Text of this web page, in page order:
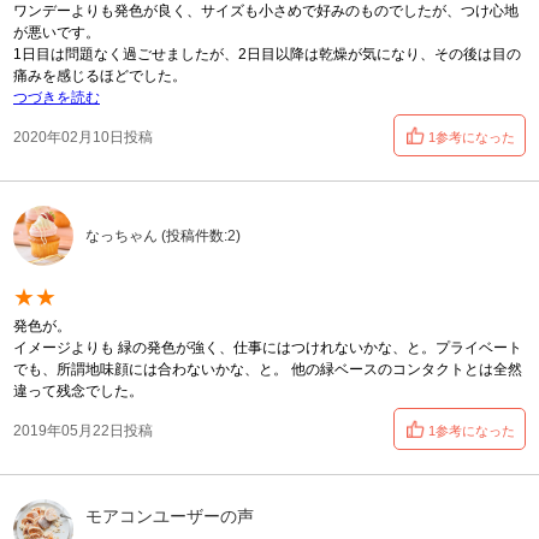
ワンデーよりも発色が良く、サイズも小さめで好みのものでしたが、つけ心地
が悪いです。
1日目は問題なく過ごせましたが、2日目以降は乾燥が気になり、その後は目の
痛みを感じるほどでした。
つづきを読む
2020年02月10日投稿 1参考になった
なっちゃん (投稿件数:2)
★★
発色が。
イメージよりも 緑の発色が強く、仕事にはつけれないかな、と。プライベート
でも、所謂地味顔には合わないかな、と。 他の緑ベースのコンタクトとは全然
違って残念でした。
2019年05月22日投稿 1参考になった
モアコンユーザーの声